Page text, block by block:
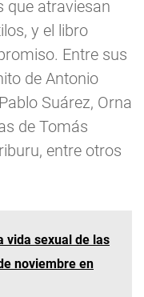
que atraviesan
y el libro
Entre sus
de Antonio
Suárez, Orna
de Tomás
entre otros
vida sexual de las
noviembre en